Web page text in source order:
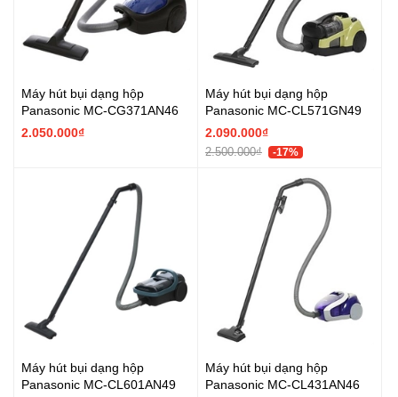
Máy hút bụi dạng hộp
Panasonic MC-CG371AN46
2.050.000₫
Máy hút bụi dạng hộp
Panasonic MC-CL571GN49
2.090.000₫
2.500.000₫ -17%
Máy hút bụi dạng hộp
Panasonic MC-CL601AN49
Máy hút bụi dạng hộp
Panasonic MC-CL431AN46